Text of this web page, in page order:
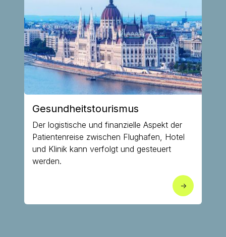
Gesundheitstourismus
Der logistische und finanzielle Aspekt der
Patientenreise zwischen Flughafen, Hotel
und Klinik kann verfolgt und gesteuert
werden.
->